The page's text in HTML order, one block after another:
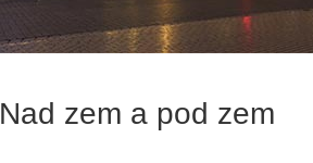
Nad zem a pod zem